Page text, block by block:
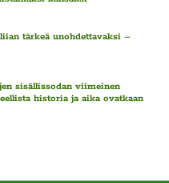
tärkeä unohdettavaksi –
sisällissodan viimeinen
historia ja aika ovatkaan